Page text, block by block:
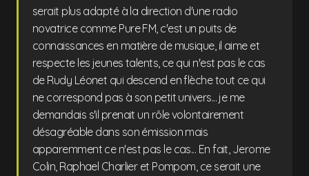
serait plus adapté à la direction d'une radio
novatrice comme Pure FM, c'est un puits de
connaissances en matière de musique, il aime et
respecte les jeunes talents, ce qui n'est pas le cas
de Rudy Léonet qui descend en flèche tout ce qui
ne correspond pas à son petit univers... je me
demandais s'il prenait un rôle volontairement
désagréable dans son émission mais
apparemment ce n'est pas le cas... En fait, Jerome
Colin, Raphael Charlier et Pompom, ce serait une